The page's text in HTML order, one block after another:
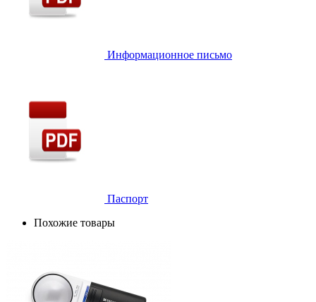
Информационное письмо
Паспорт
Похожие товары